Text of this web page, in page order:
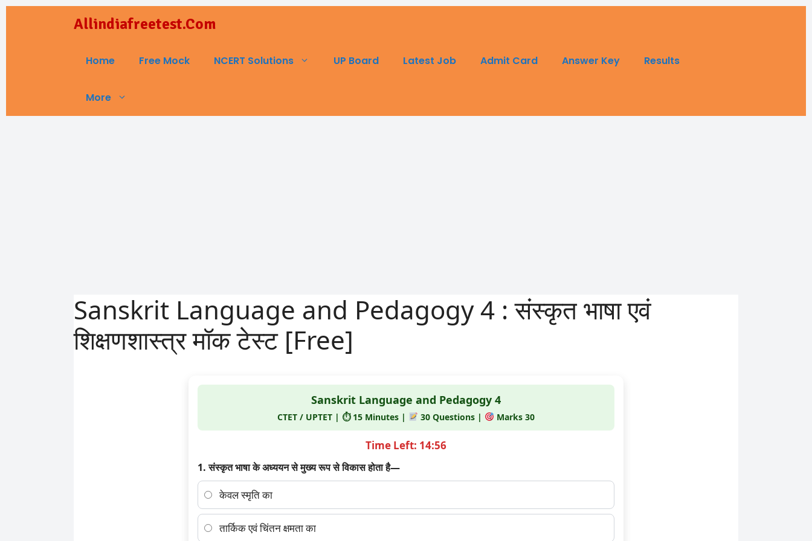
Allindiafreetest.Com
Home Free Mock NCERT Solutions UP Board Latest Job Admit Card Answer Key Results
More
Sanskrit Language and Pedagogy 4 : संस्कृत भाषा एवं
शिक्षणशास्त्र मॉक टेस्ट [Free]
Sanskrit Language and Pedagogy 4
CTET / UPTET | ⏱ 15 Minutes | 30 Questions | Marks 30
Time Left: 14:55
1. संस्कृत भाषा के अध्ययन से मुख्य रूप से विकास होता है—
केवल स्मृति का
तार्किक एवं चिंतन क्षमता का